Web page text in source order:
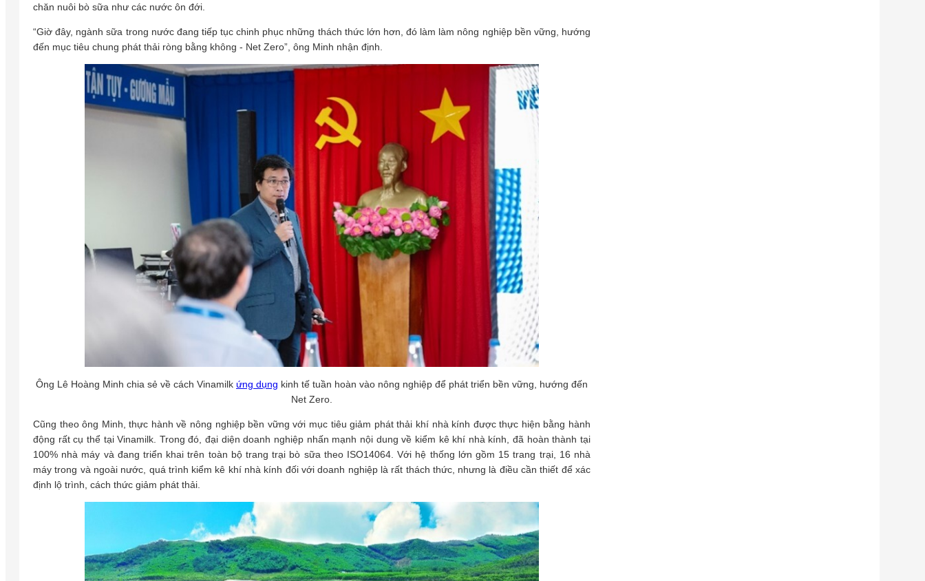
chăn nuôi bò sữa như các nước ôn đới.
“Giờ đây, ngành sữa trong nước đang tiếp tục chinh phục những thách thức lớn hơn, đó làm làm nông nghiệp bền vững, hướng
đến mục tiêu chung phát thải ròng bằng không - Net Zero”, ông Minh nhận định.
Ông Lê Hoàng Minh chia sẻ về cách Vinamilk ứng dụng kinh tế tuần hoàn vào nông nghiệp để phát triển bền vững, hướng đến
Net Zero.
Cũng theo ông Minh, thực hành về nông nghiệp bền vững với mục tiêu giảm phát thải khí nhà kính được thực hiện bằng hành
động rất cụ thể tại Vinamilk. Trong đó, đại diện doanh nghiệp nhấn mạnh nội dung về kiểm kê khí nhà kính, đã hoàn thành tại
100% nhà máy và đang triển khai trên toàn bộ trang trại bò sữa theo ISO14064. Với hệ thống lớn gồm 15 trang trại, 16 nhà
máy trong và ngoài nước, quá trình kiểm kê khí nhà kính đối với doanh nghiệp là rất thách thức, nhưng là điều cần thiết để xác
định lộ trình, cách thức giảm phát thải.